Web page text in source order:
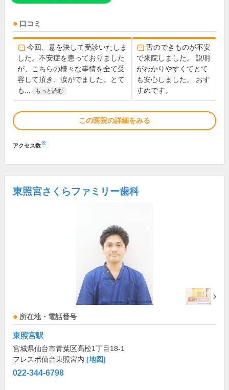
口コミ
今回、意を決して受診いたしま
した。不安症を患っておりました
が、こちらの様々な事情を全て受
容して頂き、涙がでました。とて
も...
もっと読む
舌のできものが不安
で来院しました。 説明
がわかりやすくてとて
も安心しました。 おす
すめです。
この医院の詳細をみる
アクセス数※
東照宮さくらファミリー歯科
所在地・電話番号
東照宮駅
宮城県仙台市青葉区高松1丁目18-1
フレスポ仙台東照宮内 [地図]
022-344-6798